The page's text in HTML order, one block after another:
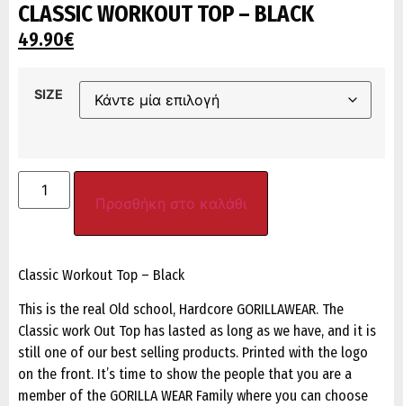
CLASSIC WORKOUT TOP – BLACK
49.90€
SIZE
Προσθήκη στο καλάθι
Classic Workout Top – Black
This is the real Old school, Hardcore GORILLAWEAR. The
Classic work Out Top has lasted as long as we have, and it is
still one of our best selling products. Printed with the logo
on the front. It’s time to show the people that you are a
member of the GORILLA WEAR Family where you can choose